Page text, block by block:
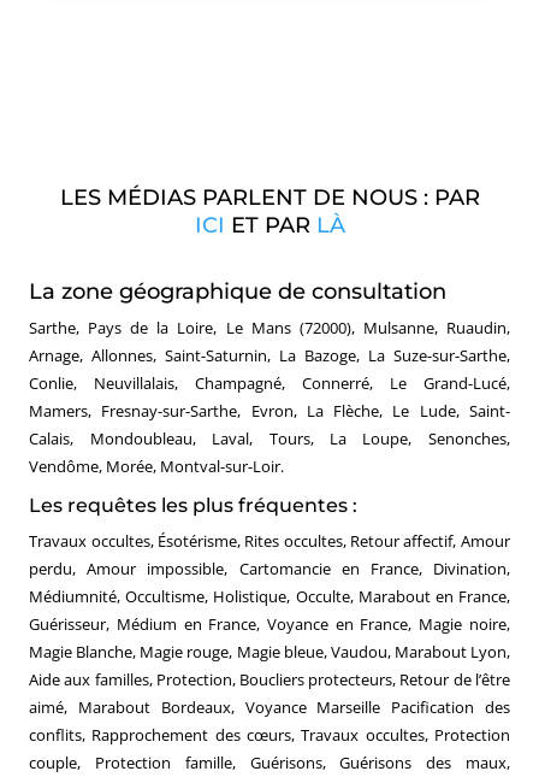
LES MÉDIAS PARLENT DE NOUS : PAR
ICI ET PAR LÀ
La zone géographique de consultation
Sarthe, Pays de la Loire, Le Mans (72000), Mulsanne, Ruaudin,
Arnage, Allonnes, Saint-Saturnin, La Bazoge, La Suze-sur-Sarthe,
Conlie, Neuvillalais, Champagné, Connerré, Le Grand-Lucé,
Mamers, Fresnay-sur-Sarthe, Evron, La Flèche, Le Lude, Saint-
Calais, Mondoubleau, Laval, Tours, La Loupe, Senonches,
Vendôme, Morée, Montval-sur-Loir.
Les requêtes les plus fréquentes :
Travaux occultes, Ésotérisme, Rites occultes, Retour affectif, Amour
perdu, Amour impossible, Cartomancie en France, Divination,
Médiumnité, Occultisme, Holistique, Occulte, Marabout en France,
Guérisseur, Médium en France, Voyance en France, Magie noire,
Magie Blanche, Magie rouge, Magie bleue, Vaudou, Marabout Lyon,
Aide aux familles, Protection, Boucliers protecteurs, Retour de l’être
aimé, Marabout Bordeaux, Voyance Marseille Pacification des
conflits, Rapprochement des cœurs, Travaux occultes, Protection
couple, Protection famille, Guérisons, Guérisons des maux,